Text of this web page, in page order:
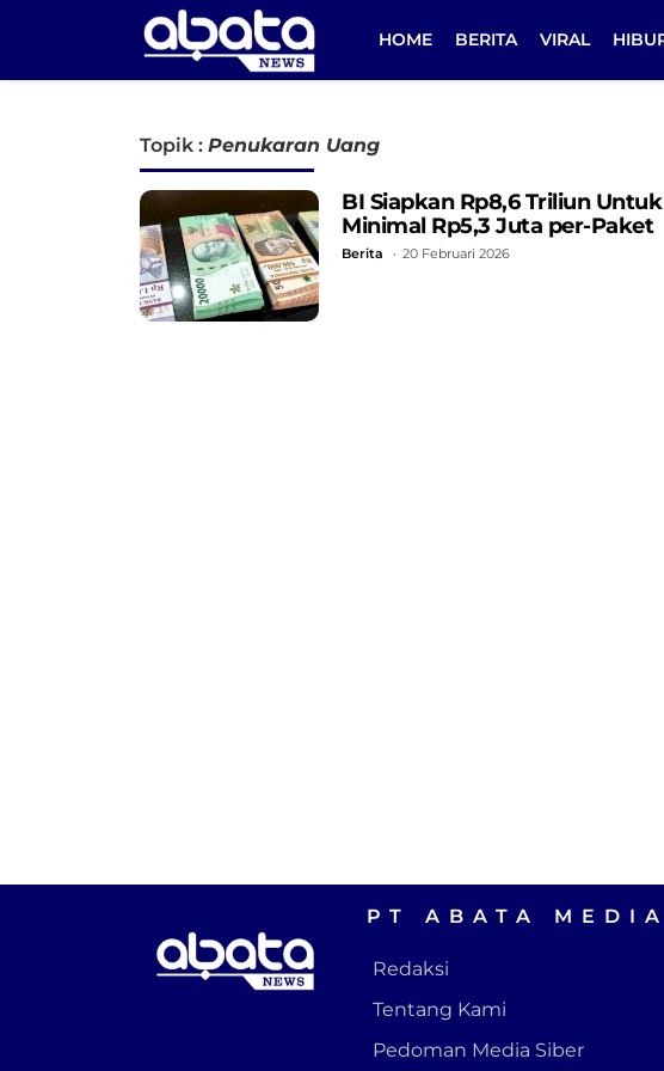
HOME BERITA VIRAL
Topik : Penukaran Uang
BI Siapkan Rp8,6 Triliun
Minimal Rp5,3 Juta per-Paket
Berita 20 Februari 2026
PT ABATA
Redaksi
Tentang Kami
Pedoman Media Siber